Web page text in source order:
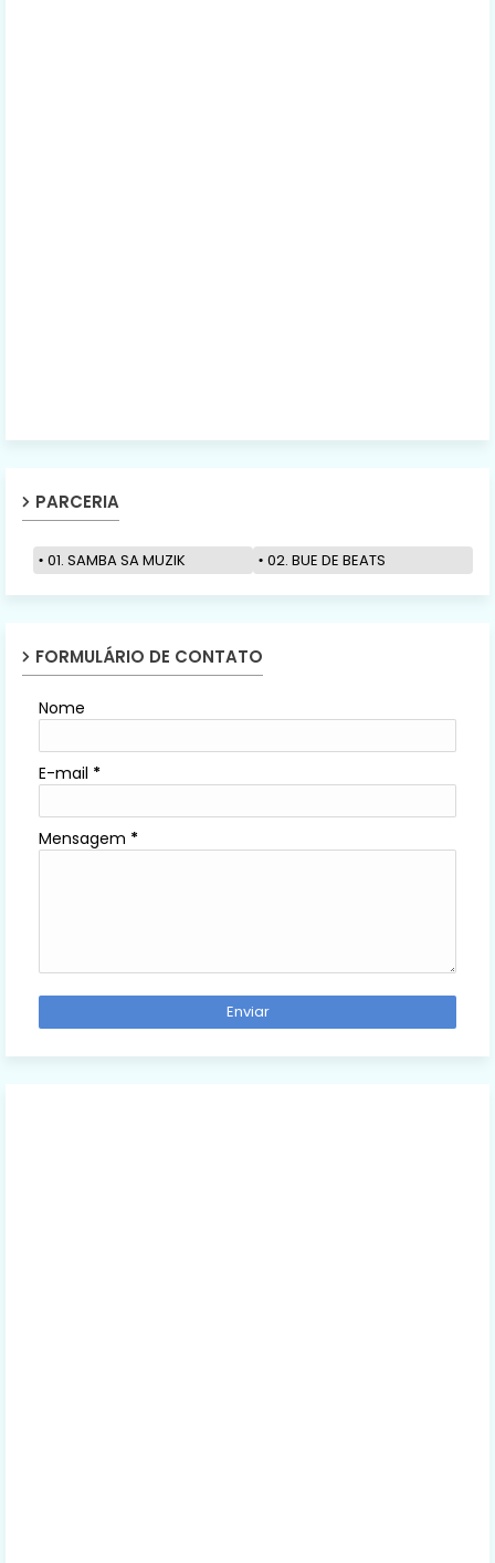
PARCERIA
01. SAMBA SA MUZIK 02. BUE DE BEATS
FORMULÁRIO DE CONTATO
Nome
E-mail *
Mensagem *